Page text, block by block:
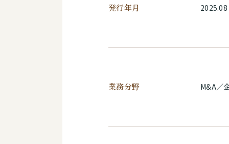
発行年月 2025.08
業務分野 M&A／